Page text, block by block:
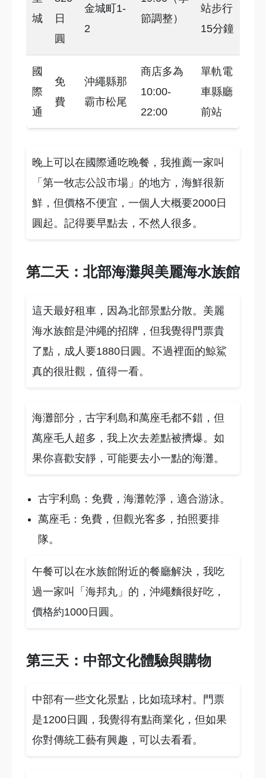
城
日
圓
金城町1-
2
節調整）
站步行
15分鐘
國
際
通
免
費
沖繩縣那
霸市松尾
商店多為
10:00-
22:00
單軌電
車縣廳
前站
晚上可以在國際通吃晚餐，我推薦一家叫
「第一牧志公設市場」的地方，海鮮很新
鮮，但價格不便宜，一個人大概要2000日
圓起。記得要早點去，不然人很多。
第二天：北部海灘與美麗海水族館
這天最好租車，因為北部景點分散。美麗
海水族館是沖繩的招牌，但我覺得門票貴
了點，成人要1880日圓。不過裡面的鯨鯊
真的很壯觀，值得一看。
海灘部分，古宇利島和萬座毛都不錯，但
萬座毛人超多，我上次去差點被擠爆。如
果你喜歡安靜，可能要去小一點的海灘。
古宇利島：免費，海灘乾淨，適合游泳。
萬座毛：免費，但觀光客多，拍照要排
隊。
午餐可以在水族館附近的餐廳解決，我吃
過一家叫「海邦丸」的，沖繩麵很好吃，
價格約1000日圓。
第三天：中部文化體驗與購物
中部有一些文化景點，比如琉球村。門票
是1200日圓，我覺得有點商業化，但如果
你對傳統工藝有興趣，可以去看看。